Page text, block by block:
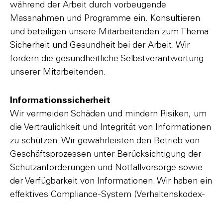
während der Arbeit durch vorbeugende
Massnahmen und Programme ein. Konsultieren
und beteiligen unsere Mitarbeitenden zum Thema
Sicherheit und Gesundheit bei der Arbeit. Wir
fördern die gesundheitliche Selbstverantwortung
unserer Mitarbeitenden.
Informationssicherheit
Wir vermeiden Schäden und mindern Risiken, um
die Vertraulichkeit und Integrität von Informationen
zu schützen. Wir gewährleisten den Betrieb von
Geschäftsprozessen unter Berücksichtigung der
Schutzanforderungen und Notfallvorsorge sowie
der Verfügbarkeit von Informationen. Wir haben ein
effektives Compliance-System (Verhaltenskodex-